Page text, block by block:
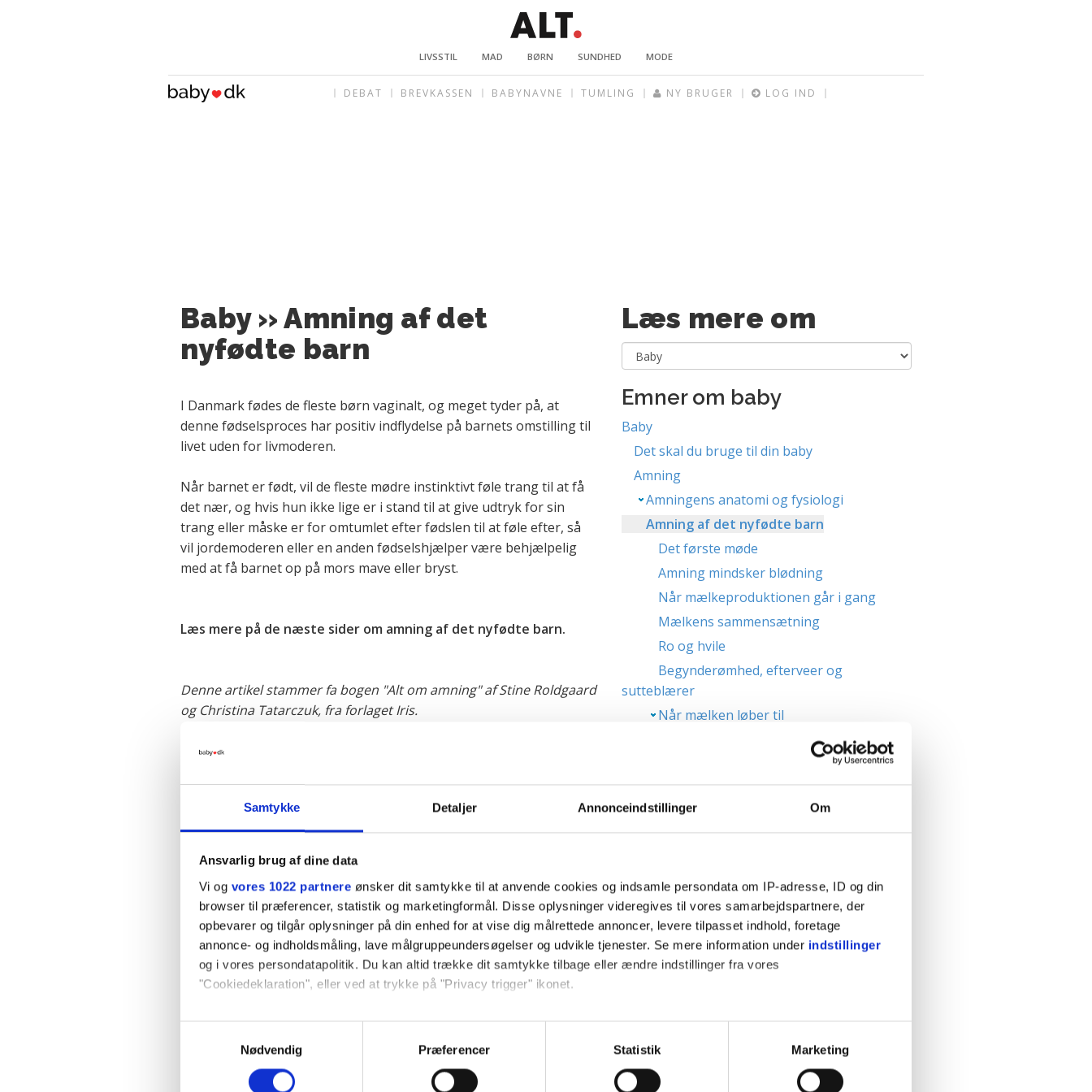
Samtykke Detaljer Annonceindstillinger Om
Ansvarlig brug af dine data
Vi og vores 1022 partnere ønsker dit samtykke til at anvende cookies og indsamle persondata om IP-adresse, ID og din
browser til præferencer, statistik og marketingformål. Disse oplysninger videregives til vores samarbejdspartnere, der
opbevarer og tilgår oplysninger på din enhed for at vise dig målrettede annoncer, levere tilpasset indhold, foretage
annonce- og indholdsmåling, lave målgruppeundersøgelser og udvikle tjenester. Se mere information under indstillinger
og i vores persondatapolitik. Du kan altid trække dit samtykke tilbage eller ændre indstillinger fra vores
"Cookiedeklaration", eller ved at trykke på "Privacy trigger" ikonet.
Hvis du tillader det, vil vi også gerne:
Indsamle præcise oplysninger om din placering, der kan være nøjagtig inden for få meter
Identificere din enhed baseret på en scanning af dens unikke karakteristika (fingerprinting)
Dine valg anvendes på hele websitet.
Nødvendig
Præferencer Statistik Marketing
LIVSSTIL MAD BØRN SUNDHED MODE
DEBAT BREVKASSEN BABYNAVNE TUMLING NY BRUGER LOG IND
Baby » Amning af det
nyfødte barn
I Danmark fødes de fleste børn vaginalt, og meget tyder på, at
denne fødselsproces har positiv indflydelse på barnets omstilling til
livet uden for livmoderen.
Når barnet er født, vil de fleste mødre instinktivt føle trang til at få
det nær, og hvis hun ikke lige er i stand til at give udtryk for sin
trang eller måske er for omtumlet efter fødslen til at føle efter, så
vil jordemoderen eller en anden fødselshjælper være behjælpelig
med at få barnet op på mors mave eller bryst.
Læs mere på de næste sider om amning af det nyfødte barn.
Denne artikel stammer fa bogen "Alt om amning" af Stine Roldgaard
og Christina Tatarczuk, fra forlaget Iris.
Forrige side
Læs mere om
Emner om baby
Baby
Det skal du bruge til din baby
Amning
Amningens anatomi og fysiologi
Amning af det nyfødte barn
Det første møde
Amning mindsker blødning
Når mælkeproduktionen går i gang
Mælkens sammensætning
Ro og hvile
Begynderømhed, efterveer og
sutteblærer
Når mælken løber til
Afslutning af et ammeforløb
Amning og familieliv
Amning og livsstil
Psykologi
Dit barns immunforsvar